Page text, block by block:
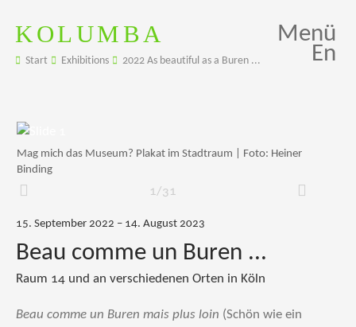
KOLUMBA
Start Exhibitions 2022 As beautiful as a Buren ...
Menü
En
1/31
Mag mich das Museum? Plakat im Stadtraum | Foto: Heiner
Binding
Zurück Weiter
15. September 2022 – 14. August 2023
Beau comme un Buren ...
Raum 14 und an verschiedenen Orten in Köln
Beau comme un Buren mais plus loin (Schön wie ein